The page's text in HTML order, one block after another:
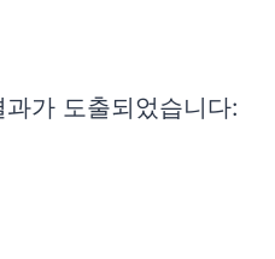
가 도출되었습니다: